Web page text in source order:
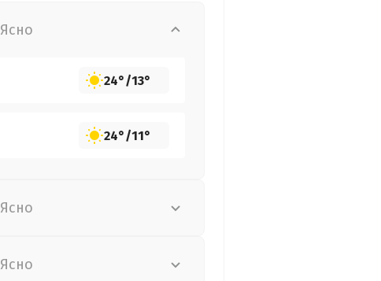
Ясно
24°/13°
24°/11°
Ясно
Ясно